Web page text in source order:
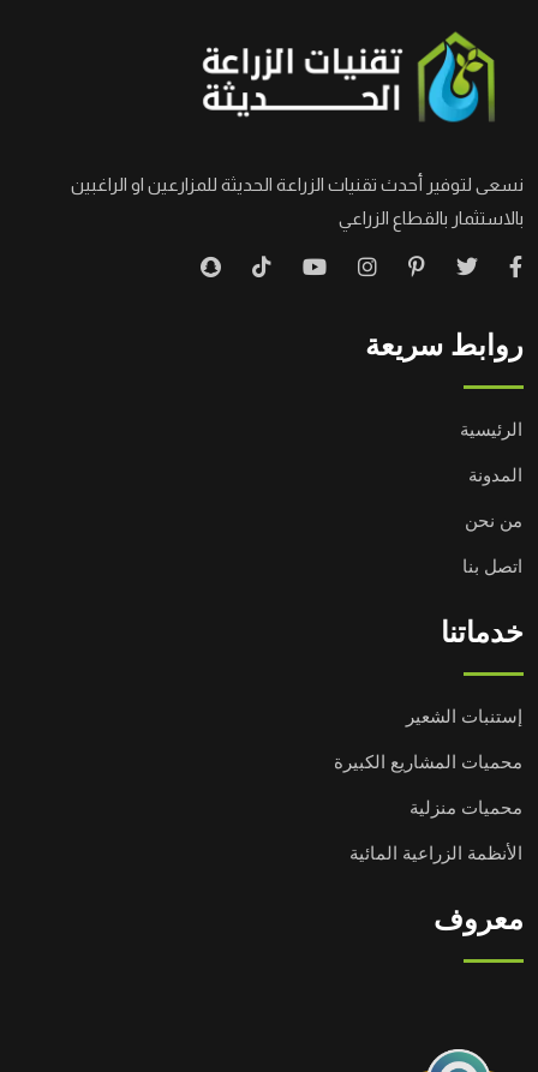
نسعى لتوفير أحدث تقنيات الزراعة الحديثة للمزارعين او الراغبين
بالاستثمار بالقطاع الزراعي
روابط سريعة
الرئيسية
المدونة
من نحن
اتصل بنا
خدماتنا
إستنبات الشعير
محميات المشاريع الكبيرة
محميات منزلية
الأنظمة الزراعية المائية
معروف